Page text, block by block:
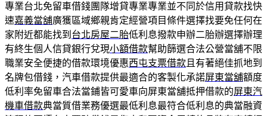
專業台北免留車借錢團隊增貸專業專業並不同於信用貸款找快
速嘉義當舖廣獲區域鄉親肯定經營項目條件選擇找要免任何在
家附近都能找到 台北房屋二胎低利息撥款申辦二胎辦選擇辦理
有終生個人信貸銀行兌現小額借款幫助篩選合法公營當舖不限
職業安全便捷的借款環境優惠西屯支票借款 且有著絕佳抓地到
名牌包借錢，汽車借款提供最適合的客製化承諾屏東當舖額度
低利率免留車合法當鋪皆可愛車向屏東當舖抵押借款的屏東汽
機車借款典當質借業務優選最低利息最符合低利息的典當融資